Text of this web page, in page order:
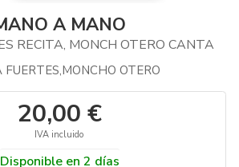
A MANO
RECITA, MONCH OTERO CANTA
FUERTES,MONCHO OTERO
20,00 €
IVA incluido
Disponible en 2 días